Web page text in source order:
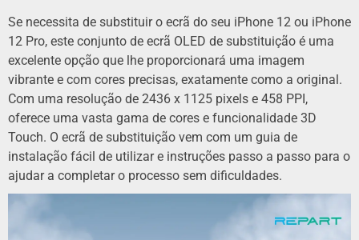
Se necessita de substituir o ecrã do seu iPhone 12 ou iPhone
12 Pro, este conjunto de ecrã OLED de substituição é uma
excelente opção que lhe proporcionará uma imagem
vibrante e com cores precisas, exatamente como a original.
Com uma resolução de 2436 x 1125 pixels e 458 PPI,
oferece uma vasta gama de cores e funcionalidade 3D
Touch. O ecrã de substituição vem com um guia de
instalação fácil de utilizar e instruções passo a passo para o
ajudar a completar o processo sem dificuldades.